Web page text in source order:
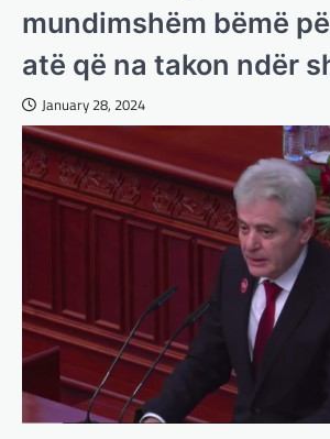
mundimshëm bëmë
atë që na takon ndër
January 28, 2024